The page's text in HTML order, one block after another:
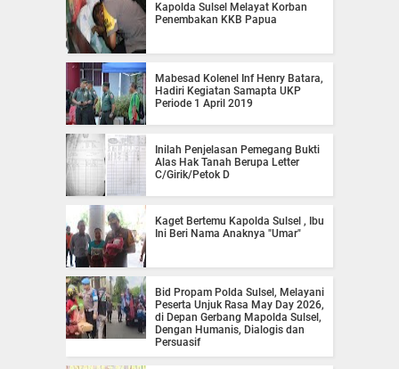
Kapolda Sulsel Melayat Korban
Penembakan KKB Papua
Mabesad Kolenel Inf Henry Batara,
Hadiri Kegiatan Samapta UKP
Periode 1 April 2019
Inilah Penjelasan Pemegang Bukti
Alas Hak Tanah Berupa Letter
C/Girik/Petok D
Kaget Bertemu Kapolda Sulsel , Ibu
Ini Beri Nama Anaknya "Umar"
Bid Propam Polda Sulsel, Melayani
Peserta Unjuk Rasa May Day 2026,
di Depan Gerbang Mapolda Sulsel,
Dengan Humanis, Dialogis dan
Persuasif